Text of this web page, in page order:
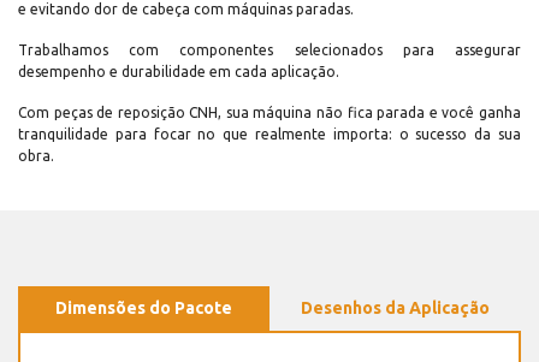
e evitando dor de cabeça com máquinas paradas.
Trabalhamos com componentes selecionados para assegurar
desempenho e durabilidade em cada aplicação.
Com peças de reposição CNH, sua máquina não fica parada e você ganha
tranquilidade para focar no que realmente importa: o sucesso da sua
obra.
Dimensões do Pacote Desenhos da Aplicação